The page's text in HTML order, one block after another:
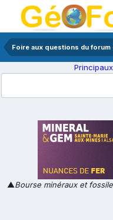
Foire aux questions du
▲Bourse minéraux et